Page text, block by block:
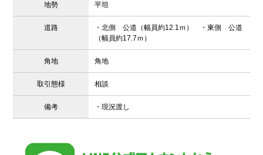
地勢 平坦
道路
・北側 公道（幅員約12.1ｍ） ・東側 公道
（幅員約17.7ｍ）
角地 角地
取引態様 相談
備考 ・現況渡し